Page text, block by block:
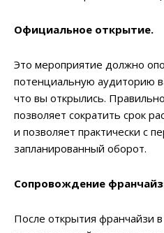
Официальное открытие.
Это мероприятие должно
потенциальную аудиторию
что вы открылись.
позволяет сократить срок
и позволяет практически с
запланированный оборот.
Сопровождение
После открытия франчайзи